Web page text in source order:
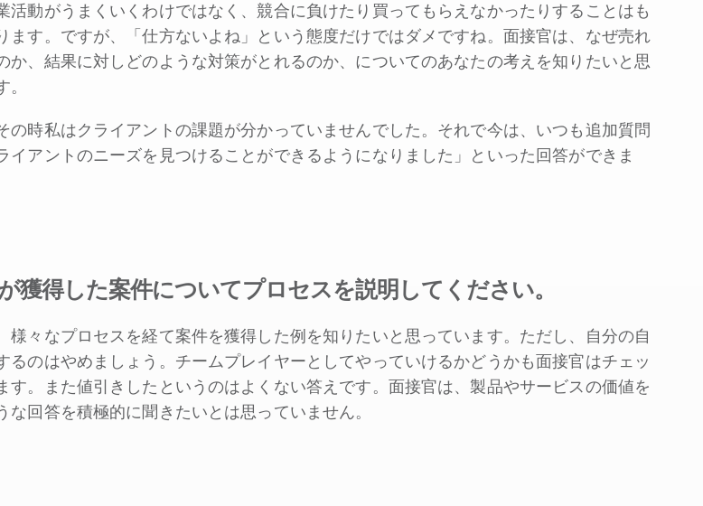
活動がうまくいくわけではなく、競合に負けたり買ってもらえなかったりすることはも
ます。ですが、「仕方ないよね」という態度だけではダメですね。面接官は、なぜ売れ
か、結果に対しどのような対策がとれるのか、についてのあなたの考えを知りたいと思
。
の時私はクライアントの課題が分かっていませんでした。それで今は、いつも追加質問
イアントのニーズを見つけることができるようになりました」といった回答ができま
獲得した案件についてプロセスを説明してください。
様々なプロセスを経て案件を獲得した例を知りたいと思っています。ただし、自分の自
るのはやめましょう。チームプレイヤーとしてやっていけるかどうかも面接官はチェッ
す。また値引きしたというのはよくない答えです。面接官は、製品やサービスの価値を
な回答を積極的に聞きたいとは思っていません。